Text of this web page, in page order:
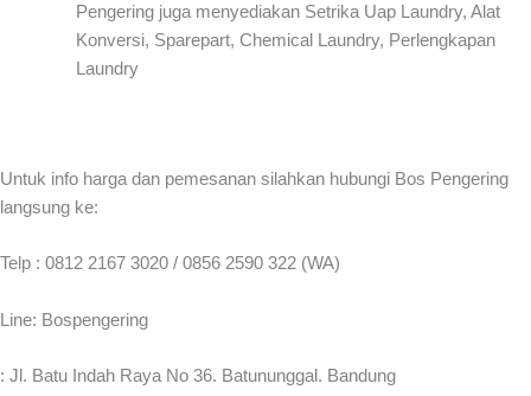
Pengering juga menyediakan Setrika Uap Laundry, Alat
Konversi, Sparepart, Chemical Laundry, Perlengkapan
Laundry
Untuk info harga dan pemesanan silahkan hubungi Bos Pengering
langsung ke:
Telp : 0812 2167 3020 / 0856 2590 322 (WA)
Line: Bospengering
: Jl. Batu Indah Raya No 36. Batununggal. Bandung